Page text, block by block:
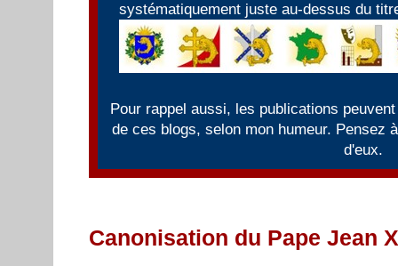
systématiquement juste au-dessus du
Pour rappel aussi, les publications
de ces blogs, selon mon humeur. Pensez
d'eux.
Canonisation du Pape Jean